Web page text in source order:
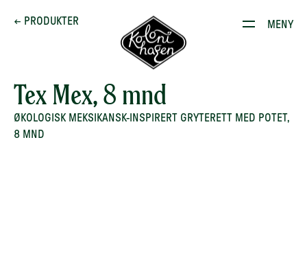
← PRODUKTER MENY
Dette brenner vi for
Produkter
Kontakt
E-stoffguiden
Tex Mex, 8 mnd
ØKOLOGISK MEKSIKANSK-INSPIRERT GRYTERETT MED POTET,
8 MND